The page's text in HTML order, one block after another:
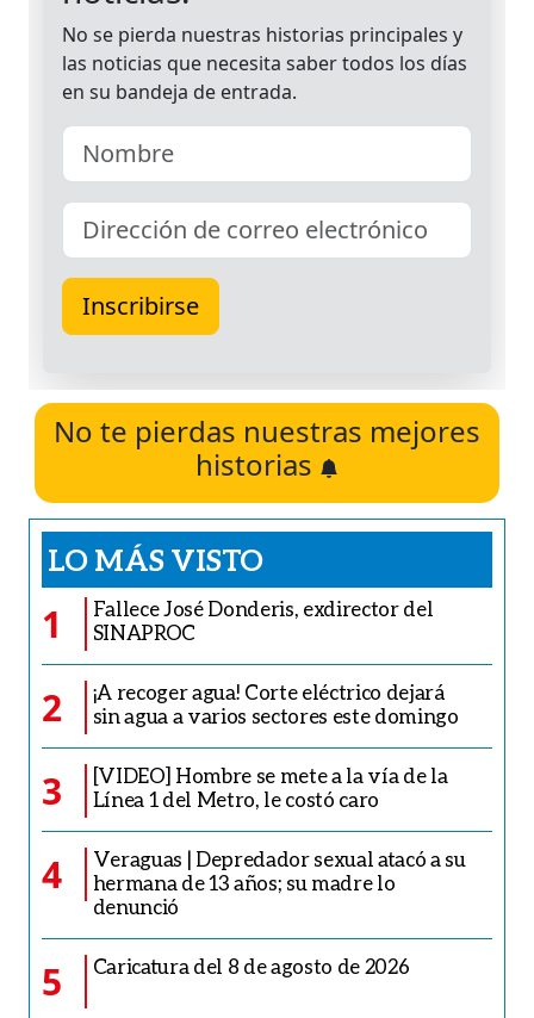
No te pierdas nuestras mejores
historias
LO MÁS VISTO
1
Fallece José Donderis, exdirector del
SINAPROC
2
¡A recoger agua! Corte eléctrico dejará
sin agua a varios sectores este domingo
3
[VIDEO] Hombre se mete a la vía de la
Línea 1 del Metro, le costó caro
4
Veraguas | Depredador sexual atacó a su
hermana de 13 años; su madre lo
denunció
5 Caricatura del 8 de agosto de 2026